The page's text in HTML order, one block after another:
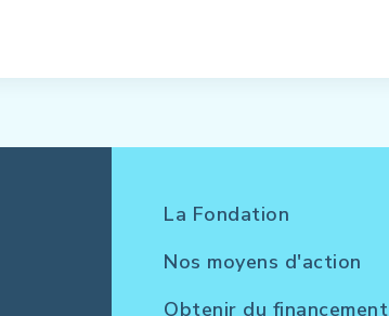
La Fondation
Nos moyens d'action
Obtenir du financement